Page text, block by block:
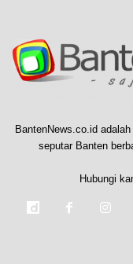
BantenNews.co.id
seputar Banten
Hubungi